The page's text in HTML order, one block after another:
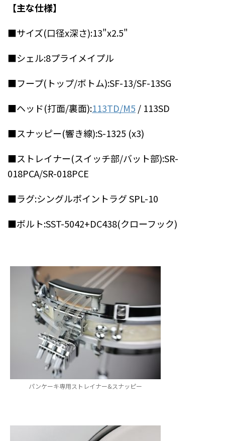
【主な仕様】
■サイズ(口径x深さ):13"x2.5"
■シェル:8プライメイプル
■フープ(トップ/ボトム):SF-13/SF-13SG
■ヘッド(打面/裏面):113TD/M5 / 113SD
■スナッピー(響き線):S-1325 (x3)
■ストレイナー(スイッチ部/バット部):SR-
018PCA/SR-018PCE
■ラグ:シングルポイントラグ SPL-10
■ボルト:SST-5042+DC438(クローフック)
パンケーキ専用ストレイナー&スナッピー